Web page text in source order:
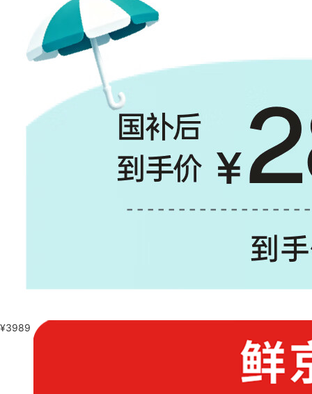
¥3989